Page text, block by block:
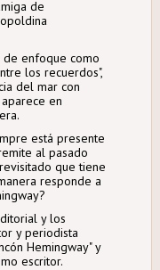
de
de enfoque como
los recuerdos",
del mar con
en
está presente
al pasado
que tiene
responde a
y los
y periodista
Hemingway" y
escritor.